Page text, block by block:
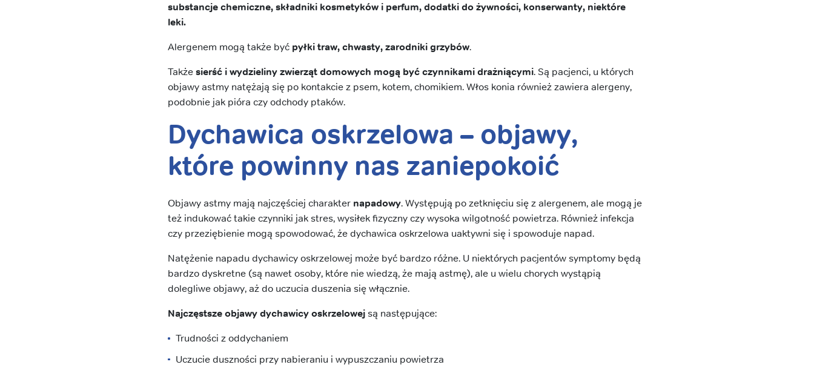
substancje chemiczne, składniki kosmetyków i perfum, dodatki do żywności, konserwanty, niektóre
leki.
Alergenem mogą także być pyłki traw, chwasty, zarodniki grzybów.
Takżesierść i wydzieliny zwierząt domowych mogą być czynnikami drażniącymi. Są pacjenci, u których
objawy astmy natężają się po kontakcie z psem, kotem, chomikiem. Włos konia również zawiera alergeny,
podobnie jak pióra czy odchody ptaków.
Dychawica oskrzelowa – objawy,
które powinny nas zaniepokoić
Objawy astmy mają najczęściej charakter napadowy. Występują po zetknięciu się z alergenem, ale mogą je
też indukować takie czynniki jak stres, wysiłek fizyczny czy wysoka wilgotność powietrza. Również infekcja
czy przeziębienie mogą spowodować, że dychawica oskrzelowa uaktywni się i spowoduje napad.
Natężenie napadu dychawicy oskrzelowej może być bardzo różne. U niektórych pacjentów symptomy będą
bardzo dyskretne (są nawet osoby, które nie wiedzą, że mają astmę), ale u wielu chorych wystąpią
dolegliwe objawy, aż do uczucia duszenia się włącznie.
Najczęstsze objawy dychawicy oskrzelowej są następujące:
Trudności z oddychaniem
Uczucie duszności przy nabieraniu i wypuszczaniu powietrza